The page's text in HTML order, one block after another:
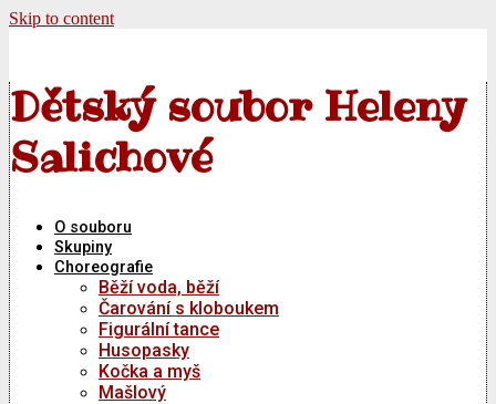
Skip to content
Dětský soubor Heleny
Salichové
O souboru
Skupiny
Choreografie
Běží voda, běží
Čarování s kloboukem
Figurální tance
Husopasky
Kočka a myš
Mašlový